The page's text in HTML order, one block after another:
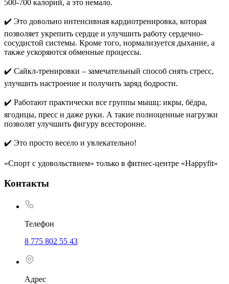
500-700 калорий, а это немало.
✔️ Это довольно интенсивная кардиотренировка, которая
позволяет укрепить сердце и улучшить работу сердечно-
сосудистой системы. Кроме того, нормализуется дыхание, а
также ускоряются обменные процессы.
✔️ Сайкл-тренировки – замечательный способ снять стресс,
улучшить настроение и получить заряд бодрости.
✔️ Работают практически все группы мышц: икры, бёдра,
ягодицы, пресс и даже руки. А такие полноценные нагрузки
позволят улучшить фигуру всесторонне.
✔️ Это просто весело и увлекательно!
«Спорт с удовольствием» только в фитнес-центре «Happyfit»
Контакты
Телефон
8 775 802 55 43
Адрес